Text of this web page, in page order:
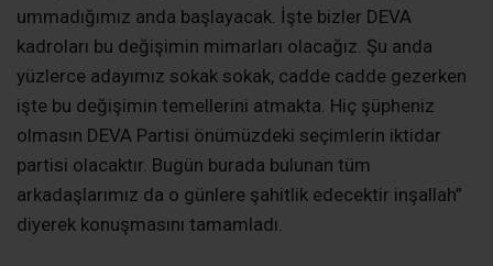
ummadığımız anda başlayacak. İşte bizler DEVA
kadroları bu değişimin mimarları olacağız. Şu anda
yüzlerce adayımız sokak sokak, cadde cadde gezerken
işte bu değişimin temellerini atmakta. Hiç şüpheniz
olmasın DEVA Partisi önümüzdeki seçimlerin iktidar
partisi olacaktır. Bugün burada bulunan tüm
arkadaşlarımız da o günlere şahitlik edecektir inşallah”
diyerek konuşmasını tamamladı.